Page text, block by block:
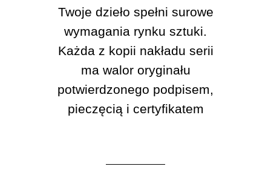
Twoje dzieło spełni surowe
wymagania rynku sztuki.
Każda z kopii nakładu serii
ma walor oryginału
potwierdzonego podpisem,
pieczęcią i certyfikatem